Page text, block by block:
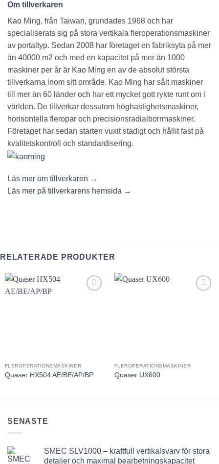
Om tillverkaren
Kao Ming, från Taiwan, grundades 1968 och har
specialiserats sig på stora vertikala fleroperationsmaskiner
av portaltyp. Sedan 2008 har företaget en fabriksyta på mer
än 40000 m2 och med en kapacitet på mer än 1000
maskiner per år är Kao Ming en av de absolut största
tillverkarna inom sitt område. Kao Ming har sålt maskiner
till mer än 60 länder och har ett mycket gott rykte runt om i
världen. De tillverkar dessutom höghastighetsmaskiner,
horisontella fleropar och precisionsradialborrmaskiner.
Företaget har sedan starten vuxit stadigt och hållit fast på
kvalitetskontroll och standardisering.
Läs mer om tillverkaren →
Läs mer på tillverkarens hemsida →
RELATERADE PRODUKTER
FLEROPERATIONSMASKINER
Quaser HX504 AE/BE/AP/BP
FLEROPERATIONSMASKINER
Quaser UX600
SENASTE
SMEC SLV1000 – kraftfull vertikalsvarv för stora
detaljer och maximal bearbetningskapacitet